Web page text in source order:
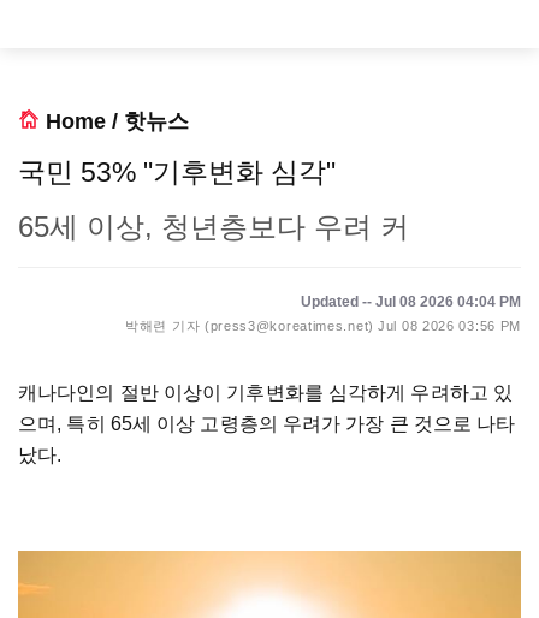
Home / 핫뉴스
국민 53% "기후변화 심각"
65세 이상, 청년층보다 우려 커
Updated -- Jul 08 2026 04:04 PM
박해련 기자 (press3@koreatimes.net) Jul 08 2026 03:56 PM
캐나다인의 절반 이상이 기후변화를 심각하게 우려하고 있
으며, 특히 65세 이상 고령층의 우려가 가장 큰 것으로 나타
났다.